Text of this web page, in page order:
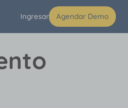
Ingresar Agendar Demo